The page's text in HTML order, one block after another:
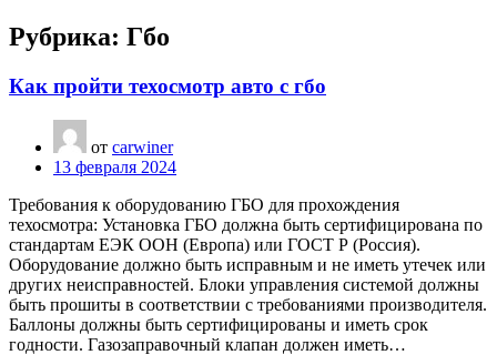
Рубрика: Гбо
Как пройти техосмотр авто с гбо
от carwiner
13 февраля 2024
Требования к оборудованию ГБО для прохождения
техосмотра: Установка ГБО должна быть сертифицирована по
стандартам ЕЭК ООН (Европа) или ГОСТ Р (Россия).
Оборудование должно быть исправным и не иметь утечек или
других неисправностей. Блоки управления системой должны
быть прошиты в соответствии с требованиями производителя.
Баллоны должны быть сертифицированы и иметь срок
годности. Газозаправочный клапан должен иметь…